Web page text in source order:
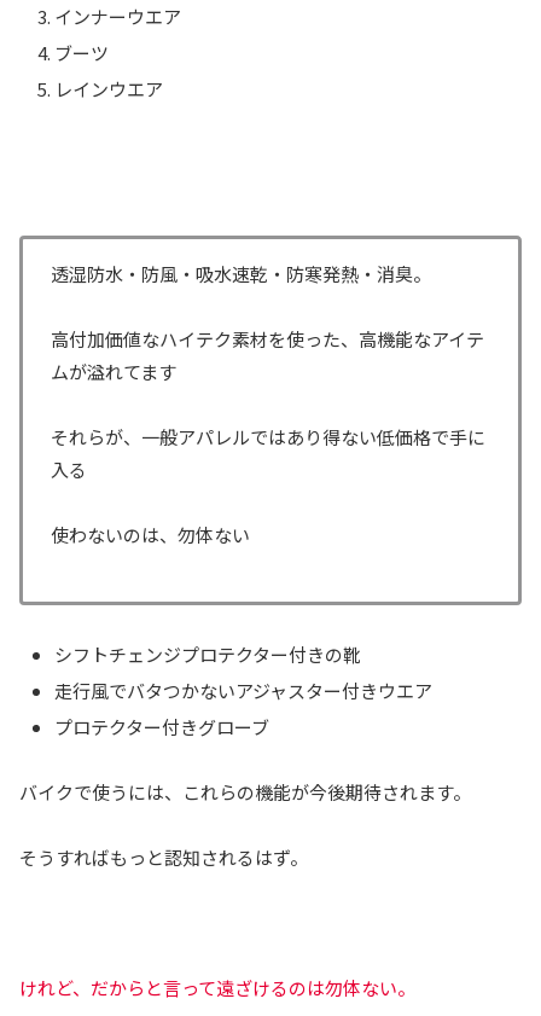
インナーウエア
ブーツ
レインウエア
透湿防水・防風・吸水速乾・防寒発熱・消臭。
高付加価値なハイテク素材を使った、高機能なアイテ
ムが溢れてます
それらが、一般アパレルではあり得ない低価格で手に
入る
使わないのは、勿体ない
シフトチェンジプロテクター付きの靴
走行風でバタつかないアジャスター付きウエア
プロテクター付きグローブ
バイクで使うには、これらの機能が今後期待されます。
そうすればもっと認知されるはず。
けれど、だからと言って遠ざけるのは勿体ない。